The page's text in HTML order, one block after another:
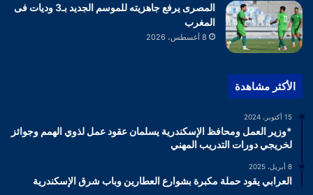
المصرى يرفع جاهزيته للموسم الجديد بـ3 وديات فى
المغرب
8 أغسطس، 2026
الأكثر مشاهدة
15 أكتوبر، 2024
*وزير العمل ومحافظ الإسكندرية يسلمان عقود عمل لذوي الهمم وجوائز
لخريجي دورات التدريب المهني
8 أبريل، 2025
العرابي يقود حملة مكبرة بشوارع العطارين وباب شرق الإسكندرية